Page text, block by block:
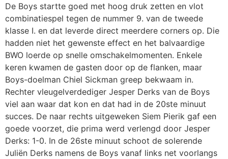
De Boys startte goed met hoog druk zetten en vlot
combinatiespel tegen de nummer 9. van de tweede
klasse I. en dat leverde direct meerdere corners op. Die
hadden niet het gewenste effect en het balvaardige
BWO loerde op snelle omschakelmomenten. Enkele
keren kwamen de gasten door op de flanken, maar
Boys-doelman Chiel Sickman greep bekwaam in.
Rechter vleugelverdediger Jesper Derks van de Boys
viel aan waar dat kon en dat had in de 20ste minuut
succes. De naar rechts uitgeweken Siem Pierik gaf een
goede voorzet, die prima werd verlengd door Jesper
Derks: 1-0. In de 26ste minuut schoot de solerende
Juliën Derks namens de Boys vanaf links net voorlangs